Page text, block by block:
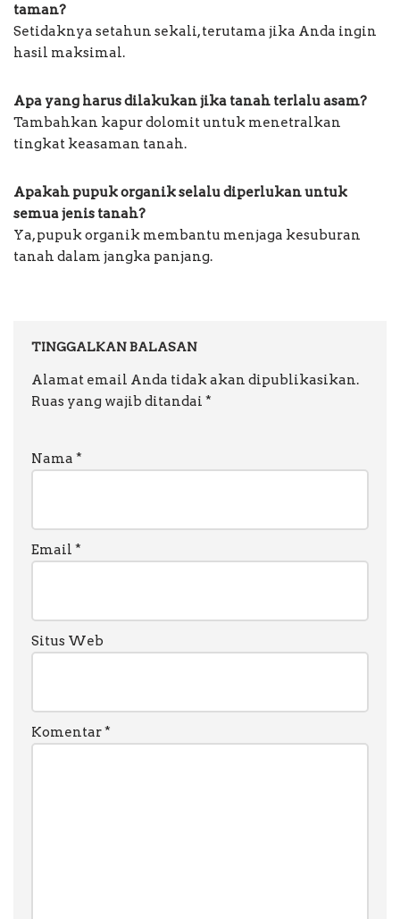
taman?
Setidaknya setahun sekali, terutama jika Anda ingin
hasil maksimal.
Apa yang harus dilakukan jika tanah terlalu asam?
Tambahkan kapur dolomit untuk menetralkan
tingkat keasaman tanah.
Apakah pupuk organik selalu diperlukan untuk
semua jenis tanah?
Ya, pupuk organik membantu menjaga kesuburan
tanah dalam jangka panjang.
TINGGALKAN BALASAN
Alamat email Anda tidak akan dipublikasikan.
Ruas yang wajib ditandai *
Nama *
Email *
Situs Web
Komentar*